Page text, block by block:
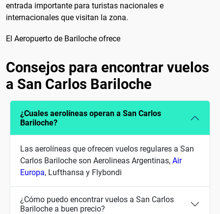
entrada importante para turistas nacionales e
internacionales que visitan la zona.
El Aeropuerto de Bariloche ofrece
Consejos para encontrar vuelos
a San Carlos Bariloche
¿Cuales aerolíneas operan a San Carlos
Bariloche?
Las aerolíneas que ofrecen vuelos regulares a San
Carlos Bariloche son Aerolineas Argentinas, Air
Europa, Lufthansa y Flybondi
¿Cómo puedo encontrar vuelos a San Carlos
Bariloche a buen precio?